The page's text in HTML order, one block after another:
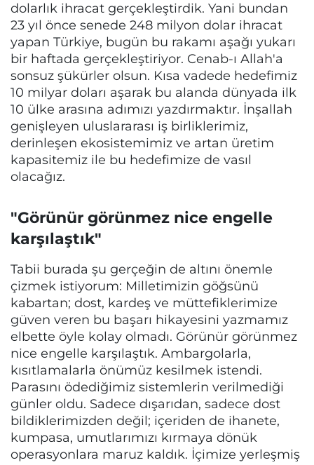
dolarlık ihracat gerçekleştirdik. Yani bundan
23 yıl önce senede 248 milyon dolar ihracat
yapan Türkiye, bugün bu rakamı aşağı yukarı
bir haftada gerçekleştiriyor. Cenab-ı Allah'a
sonsuz şükürler olsun. Kısa vadede hedefimiz
10 milyar doları aşarak bu alanda dünyada ilk
10 ülke arasına adımızı yazdırmaktır. İnşallah
genişleyen uluslararası iş birliklerimiz,
derinleşen ekosistemimiz ve artan üretim
kapasitemiz ile bu hedefimize de vasıl
olacağız.
"Görünür görünmez nice engelle
karşılaştık"
Tabii burada şu gerçeğin de altını önemle
çizmek istiyorum: Milletimizin göğsünü
kabartan; dost, kardeş ve müttefiklerimize
güven veren bu başarı hikayesini yazmamız
elbette öyle kolay olmadı. Görünür görünmez
nice engelle karşılaştık. Ambargolarla,
kısıtlamalarla önümüz kesilmek istendi.
Parasını ödediğimiz sistemlerin verilmediği
günler oldu. Sadece dışarıdan, sadece dost
bildiklerimizden değil; içeriden de ihanete,
kumpasa, umutlarımızı kırmaya dönük
operasyonlara maruz kaldık. İçimize yerleşmiş